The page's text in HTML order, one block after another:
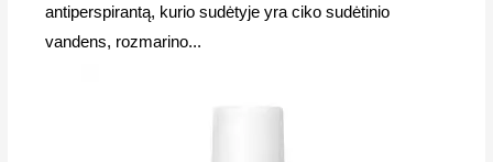
antiperspirantą, kurio sudėtyje yra ciko sudėtinio
vandens, rozmarino...